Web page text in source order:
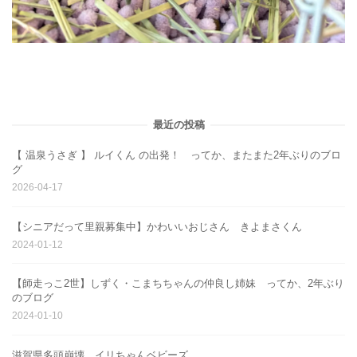
最近の投稿
【 温泉うさぎ 】 ルイくん の出発！ ってか、またまた2年ぶりのブロ
グ
2026-04-17
【シニアだって里親募集中】かわいいおじさん きよまさくん
2024-01-12
【師走っこ2世】しずく・こまちちゃんの仲良し姉妹 ってか、2年ぶり
のブログ
2024-01-10